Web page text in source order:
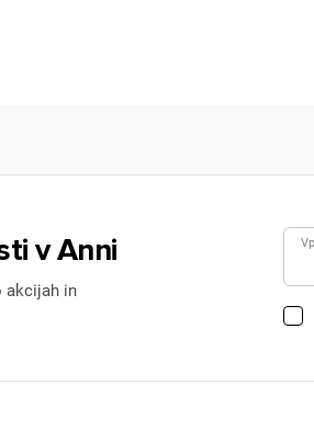
v Anni
akcijah in